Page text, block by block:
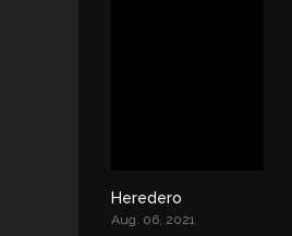
Heredero
Aug. 06, 2021